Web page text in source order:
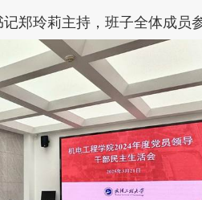
郑玲莉主持，班子全体成员